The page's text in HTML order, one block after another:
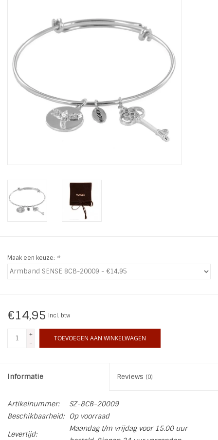
Tassen en meer
Haaraccesoires
Zonnebrillen
ON THE BEACH
Ohlala Jewels
LIFESTYLE PRODUCTEN
SALE
Maak een keuze: *
€14,95 Incl. btw
+
-
TOEVOEGEN AAN WINKELWAGEN
Informatie Reviews (0)
Artikelnummer:
SZ-8CB-20009
Beschikbaarheid:
Op voorraad
Levertijd:
Maandag t/m vrijdag voor 15.00 uur